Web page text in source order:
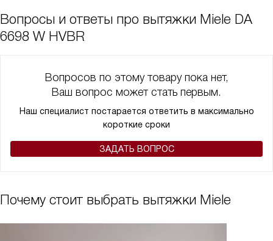
Вопросы и ответы про вытяжки Miele DA
6698 W HVBR
Вопросов по этому товару пока нет,
Ваш вопрос может стать первым.
Наш специалист постарается ответить в максимально
короткие сроки
ЗАДАТЬ ВОПРОС
Почему стоит выбрать вытяжки Miele